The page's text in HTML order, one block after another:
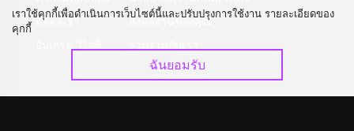
ติดต่อเรา
ส่งผลงานของคุณ
เราใช้คุกกี้เพื่อดำเนินการเว็บไซต์นี้และปรับปรุงการใช้งาน รายละเอียดของ
คุกกี้
ฉันยอมรับ